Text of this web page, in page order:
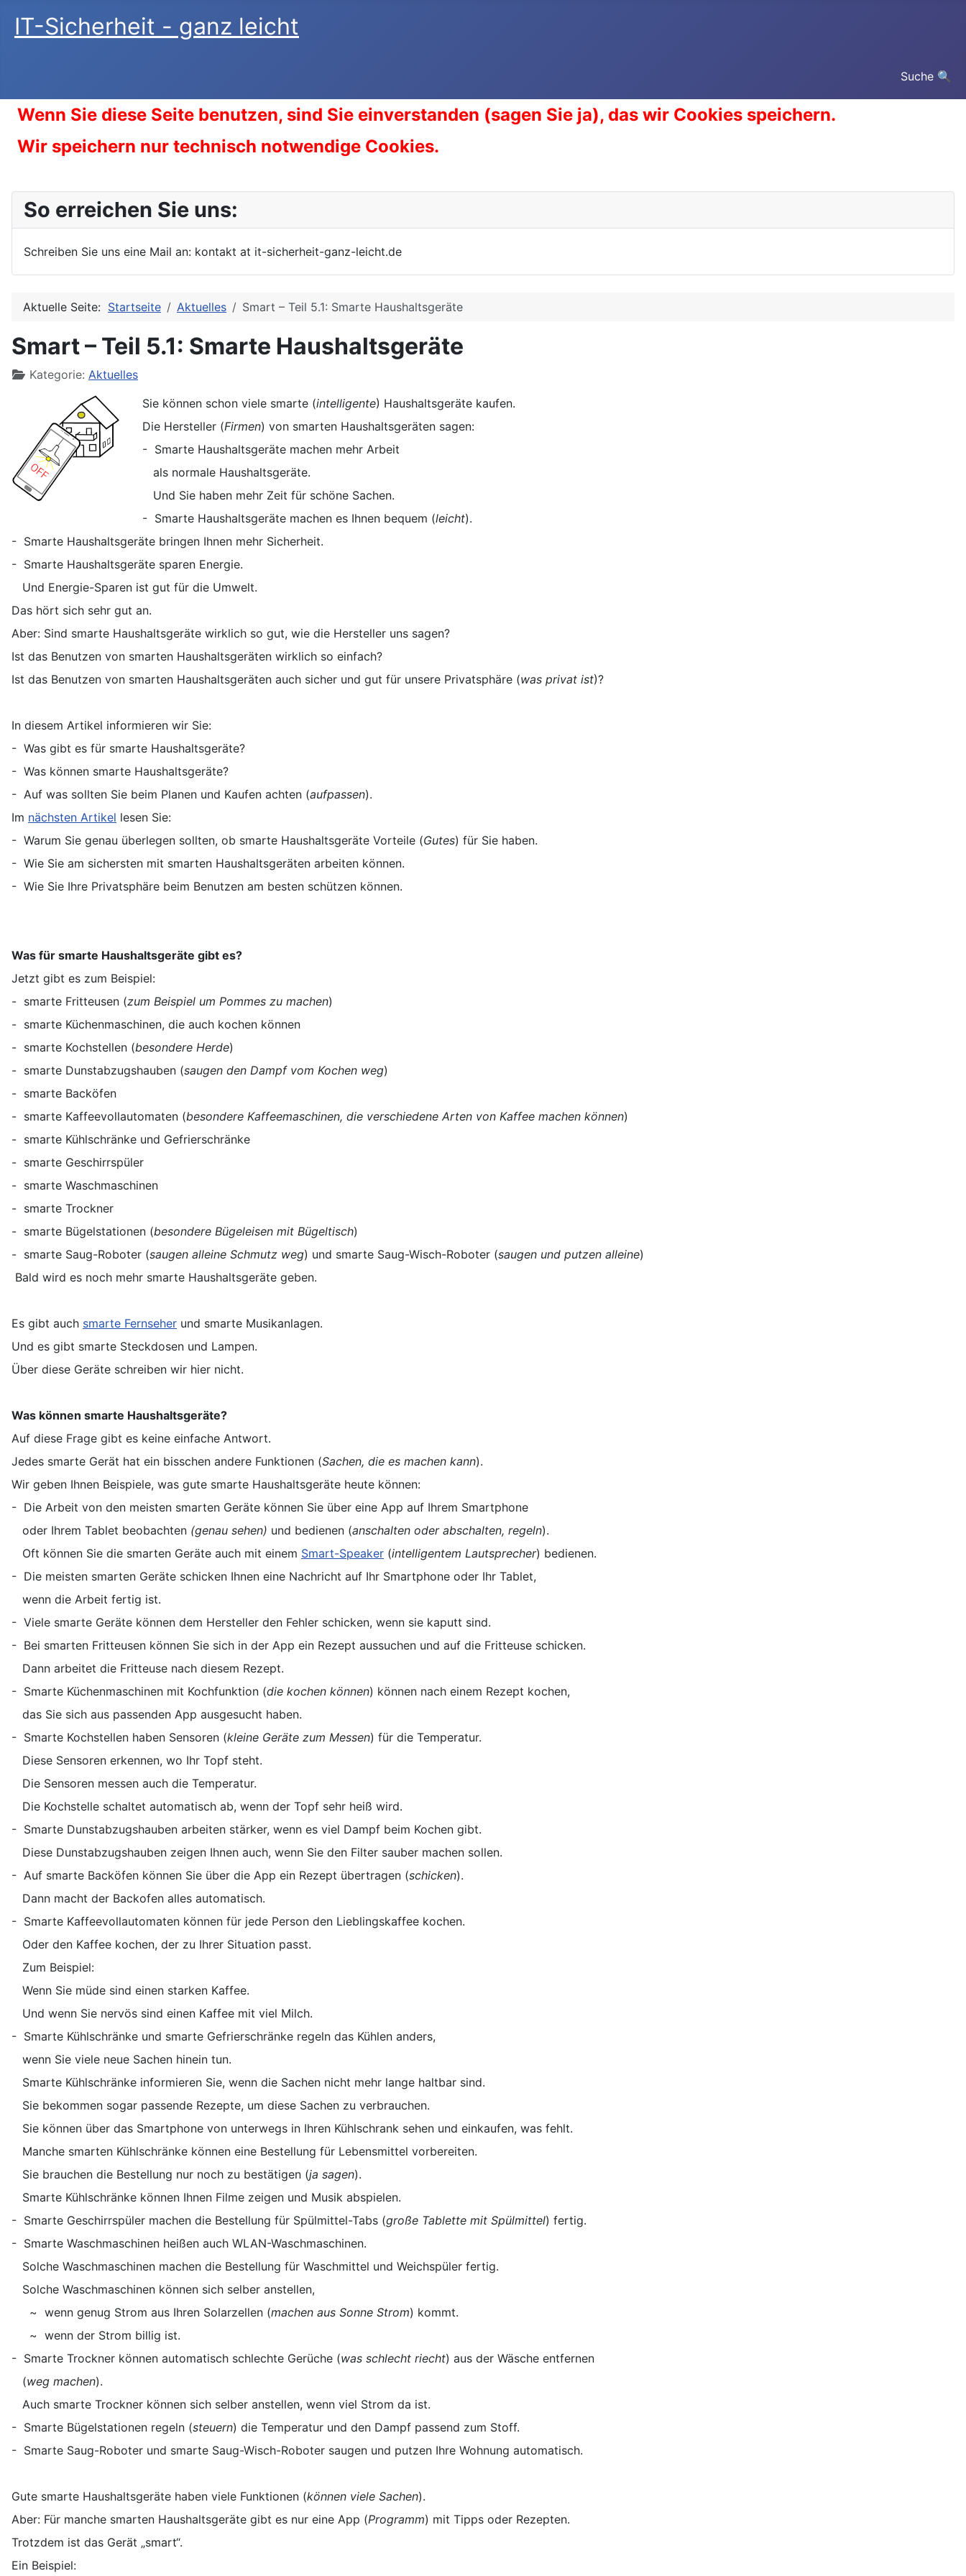
IT-Sicherheit - ganz leicht
Suche 🔍
Wenn Sie diese Seite benutzen, sind Sie einverstanden (sagen Sie ja), das wir Cookies speichern.
Wir speichern nur technisch notwendige Cookies.
So erreichen Sie uns:
Schreiben Sie uns eine Mail an: kontakt at it-sicherheit-ganz-leicht.de
Aktuelle Seite: Startseite Aktuelles Smart – Teil 5.1: Smarte Haushaltsgeräte
Smart – Teil 5.1: Smarte Haushaltsgeräte
DetailsKategorie: Aktuelles
Sie können schon viele smarte (intelligente) Haushaltsgeräte kaufen.
Die Hersteller (Firmen) von smarten Haushaltsgeräten sagen:
- Smarte Haushaltsgeräte machen mehr Arbeit
als normale Haushaltsgeräte.
Und Sie haben mehr Zeit für schöne Sachen.
- Smarte Haushaltsgeräte machen es Ihnen bequem (leicht).
- Smarte Haushaltsgeräte bringen Ihnen mehr Sicherheit.
- Smarte Haushaltsgeräte sparen Energie.
Und Energie-Sparen ist gut für die Umwelt.
Das hört sich sehr gut an.
Aber: Sind smarte Haushaltsgeräte wirklich so gut, wie die Hersteller uns sagen?
Ist das Benutzen von smarten Haushaltsgeräten wirklich so einfach?
Ist das Benutzen von smarten Haushaltsgeräten auch sicher und gut für unsere Privatsphäre (was privat ist)?
In diesem Artikel informieren wir Sie:
- Was gibt es für smarte Haushaltsgeräte?
- Was können smarte Haushaltsgeräte?
- Auf was sollten Sie beim Planen und Kaufen achten (aufpassen).
Im nächsten Artikel lesen Sie:
- Warum Sie genau überlegen sollten, ob smarte Haushaltsgeräte Vorteile (Gutes) für Sie haben.
- Wie Sie am sichersten mit smarten Haushaltsgeräten arbeiten können.
- Wie Sie Ihre Privatsphäre beim Benutzen am besten schützen können.
Was für smarte Haushaltsgeräte gibt es?
Jetzt gibt es zum Beispiel:
- smarte Fritteusen (zum Beispiel um Pommes zu machen)
- smarte Küchenmaschinen, die auch kochen können
- smarte Kochstellen (besondere Herde)
- smarte Dunstabzugshauben (saugen den Dampf vom Kochen weg)
- smarte Backöfen
- smarte Kaffeevollautomaten (besondere Kaffeemaschinen, die verschiedene Arten von Kaffee machen können)
- smarte Kühlschränke und Gefrierschränke
- smarte Geschirrspüler
- smarte Waschmaschinen
- smarte Trockner
- smarte Bügelstationen (besondere Bügeleisen mit Bügeltisch)
- smarte Saug-Roboter (saugen alleine Schmutz weg) und smarte Saug-Wisch-Roboter (saugen und putzen alleine)
Bald wird es noch mehr smarte Haushaltsgeräte geben.
Es gibt auch smarte Fernseher und smarte Musikanlagen.
Und es gibt smarte Steckdosen und Lampen.
Über diese Geräte schreiben wir hier nicht.
Was können smarte Haushaltsgeräte?
Auf diese Frage gibt es keine einfache Antwort.
Jedes smarte Gerät hat ein bisschen andere Funktionen (Sachen, die es machen kann).
Wir geben Ihnen Beispiele, was gute smarte Haushaltsgeräte heute können:
- Die Arbeit von den meisten smarten Geräte können Sie über eine App auf Ihrem Smartphone
oder Ihrem Tablet beobachten (genau sehen) und bedienen (anschalten oder abschalten, regeln).
Oft können Sie die smarten Geräte auch mit einem Smart-Speaker (intelligentem Lautsprecher) bedienen.
- Die meisten smarten Geräte schicken Ihnen eine Nachricht auf Ihr Smartphone oder Ihr Tablet,
wenn die Arbeit fertig ist.
- Viele smarte Geräte können dem Hersteller den Fehler schicken, wenn sie kaputt sind.
- Bei smarten Fritteusen können Sie sich in der App ein Rezept aussuchen und auf die Fritteuse schicken.
Dann arbeitet die Fritteuse nach diesem Rezept.
- Smarte Küchenmaschinen mit Kochfunktion (die kochen können) können nach einem Rezept kochen,
das Sie sich aus passenden App ausgesucht haben.
- Smarte Kochstellen haben Sensoren (kleine Geräte zum Messen) für die Temperatur.
Diese Sensoren erkennen, wo Ihr Topf steht.
Die Sensoren messen auch die Temperatur.
Die Kochstelle schaltet automatisch ab, wenn der Topf sehr heiß wird.
- Smarte Dunstabzugshauben arbeiten stärker, wenn es viel Dampf beim Kochen gibt.
Diese Dunstabzugshauben zeigen Ihnen auch, wenn Sie den Filter sauber machen sollen.
- Auf smarte Backöfen können Sie über die App ein Rezept übertragen (schicken).
Dann macht der Backofen alles automatisch.
- Smarte Kaffeevollautomaten können für jede Person den Lieblingskaffee kochen.
Oder den Kaffee kochen, der zu Ihrer Situation passt.
Zum Beispiel:
Wenn Sie müde sind einen starken Kaffee.
Und wenn Sie nervös sind einen Kaffee mit viel Milch.
- Smarte Kühlschränke und smarte Gefrierschränke regeln das Kühlen anders,
wenn Sie viele neue Sachen hinein tun.
Smarte Kühlschränke informieren Sie, wenn die Sachen nicht mehr lange haltbar sind.
Sie bekommen sogar passende Rezepte, um diese Sachen zu verbrauchen.
Sie können über das Smartphone von unterwegs in Ihren Kühlschrank sehen und einkaufen, was fehlt.
Manche smarten Kühlschränke können eine Bestellung für Lebensmittel vorbereiten.
Sie brauchen die Bestellung nur noch zu bestätigen (ja sagen).
Smarte Kühlschränke können Ihnen Filme zeigen und Musik abspielen.
- Smarte Geschirrspüler machen die Bestellung für Spülmittel-Tabs (große Tablette mit Spülmittel) fertig.
- Smarte Waschmaschinen heißen auch WLAN-Waschmaschinen.
Solche Waschmaschinen machen die Bestellung für Waschmittel und Weichspüler fertig.
Solche Waschmaschinen können sich selber anstellen,
~ wenn genug Strom aus Ihren Solarzellen (machen aus Sonne Strom) kommt.
~ wenn der Strom billig ist.
- Smarte Trockner können automatisch schlechte Gerüche (was schlecht riecht) aus der Wäsche entfernen
(weg machen).
Auch smarte Trockner können sich selber anstellen, wenn viel Strom da ist.
- Smarte Bügelstationen regeln (steuern) die Temperatur und den Dampf passend zum Stoff.
- Smarte Saug-Roboter und smarte Saug-Wisch-Roboter saugen und putzen Ihre Wohnung automatisch.
Gute smarte Haushaltsgeräte haben viele Funktionen (können viele Sachen).
Aber: Für manche smarten Haushaltsgeräte gibt es nur eine App (Programm) mit Tipps oder Rezepten.
Trotzdem ist das Gerät „smart“.
Ein Beispiel: